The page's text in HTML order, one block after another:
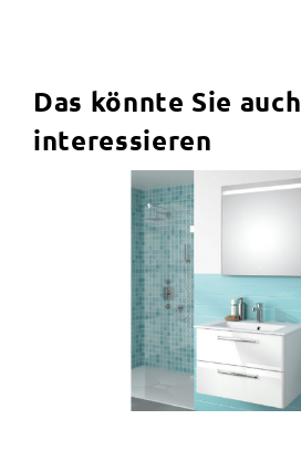
Das könnte Sie auch
interessieren